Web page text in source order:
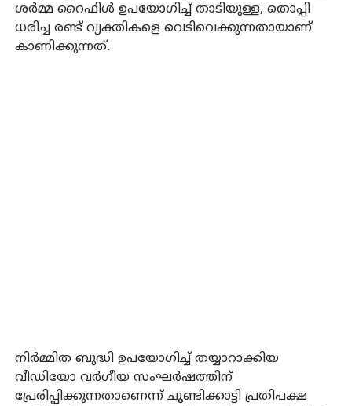
ശർമ്മ റൈഫിൾ ഉപയോഗിച്ച് താടിയുള്ള, തൊപ്പി
ധരിച്ച രണ്ട് വ്യക്തികളെ വെടിവെക്കുന്നതായാണ്
കാണിക്കുന്നത്.
നിർമ്മിത ബുദ്ധി ഉപയോഗിച്ച് തയ്യാറാക്കിയ
വീഡിയോ വർഗീയ സംഘർഷത്തിന്
പ്രേരിപ്പിക്കുന്നതാണെന്ന് ചൂണ്ടിക്കാട്ടി പ്രതിപക്ഷ